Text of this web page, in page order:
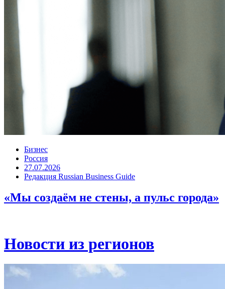
Бизнес
Россия
27.07.2026
Редакция Russian Business Guide
«Мы создаём не стены, а пульс города»
Новости из регионов